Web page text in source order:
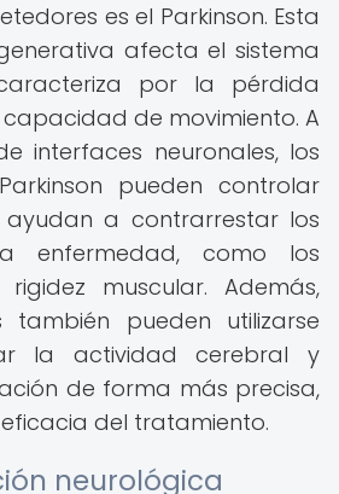
es el Parkinson. Esta
afecta el sistema
por la pérdida
de movimiento. A
interfaces neuronales, los
pueden controlar
ayudan a contrarrestar los
enfermedad, como los
muscular. Además,
también pueden utilizarse
la actividad cerebral y
de forma más precisa,
del tratamiento.
neurológica